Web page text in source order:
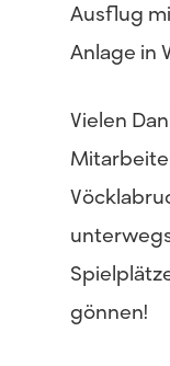
Ausflug
Anlage in
Vielen
gönnen!